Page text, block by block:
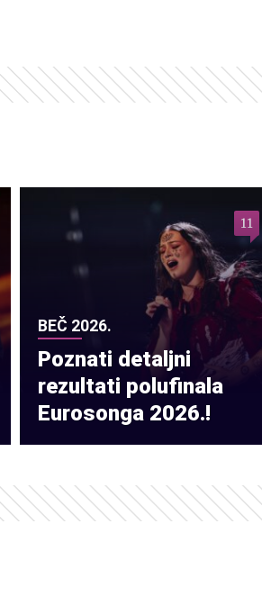
BEČ 2026.
Poznati detaljni
rezultati polufinala
Eurosonga 2026.!
11